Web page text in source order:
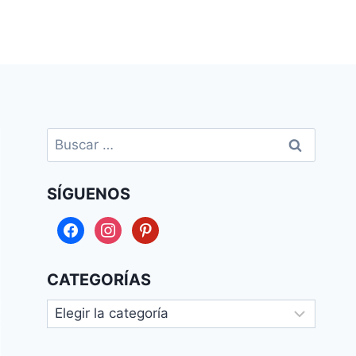
Buscar:
SÍGUENOS
facebookinstagrampinterest
CATEGORÍAS
Categorías